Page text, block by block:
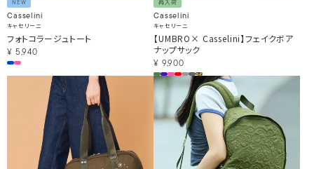
NEW
Casselini
キャセリーニ
フォトコラージュトート
¥ 5,940
再入荷
Casselini
キャセリーニ
【UMBRO× Casselini】フェイクボア
ナップサック
¥ 9,900